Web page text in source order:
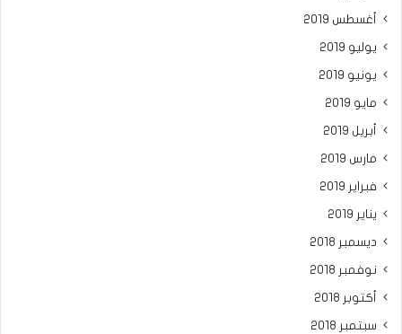
أغسطس 2019
يوليو 2019
يونيو 2019
مايو 2019
أبريل 2019
مارس 2019
فبراير 2019
يناير 2019
ديسمبر 2018
نوفمبر 2018
أكتوبر 2018
سبتمبر 2018